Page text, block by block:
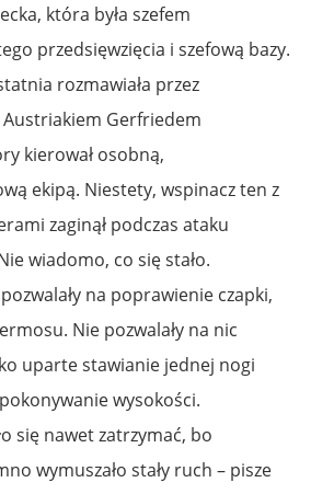
która była szefem
przedsięwzięcia i szefową bazy.
rozmawiała przez
Gerfriedem
kierował osobną,
ekipą. Niestety, wspinacz ten z
zaginął podczas ataku
wiadomo, co się stało.
na poprawienie czapki,
Nie pozwalały na nic
uparte stawianie jednej nogi
wysokości.
się nawet zatrzymać, bo
wymuszało stały ruch – pisze